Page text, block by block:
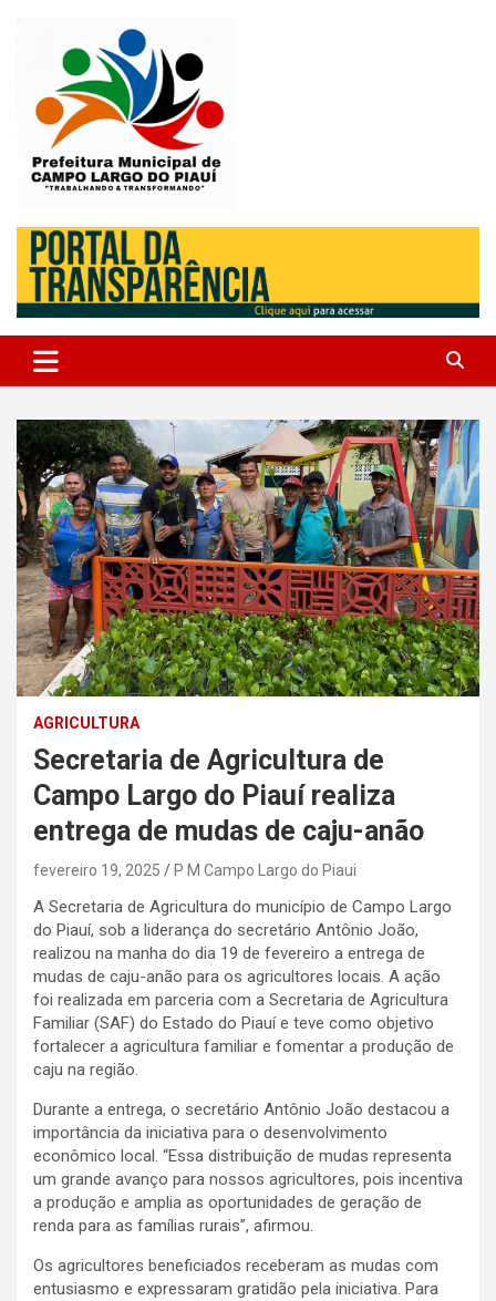
Prefeitura Municipal de Campo
Largo do Piauí
AGRICULTURA
Secretaria de Agricultura de
Campo Largo do Piauí realiza
entrega de mudas de caju-anão
fevereiro 19, 2025 P M Campo Largo do Piaui
A Secretaria de Agricultura do município de Campo Largo
do Piauí, sob a liderança do secretário Antônio João,
realizou na manha do dia 19 de fevereiro a entrega de
mudas de caju-anão para os agricultores locais. A ação
foi realizada em parceria com a Secretaria de Agricultura
Familiar (SAF) do Estado do Piauí e teve como objetivo
fortalecer a agricultura familiar e fomentar a produção de
caju na região.
Durante a entrega, o secretário Antônio João destacou a
importância da iniciativa para o desenvolvimento
econômico local. “Essa distribuição de mudas representa
um grande avanço para nossos agricultores, pois incentiva
a produção e amplia as oportunidades de geração de
renda para as famílias rurais”, afirmou.
Os agricultores beneficiados receberam as mudas com
entusiasmo e expressaram gratidão pela iniciativa. Para